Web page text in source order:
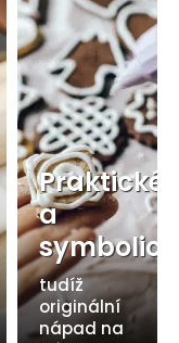
Praktické
a
tudíž
originální
nápad na